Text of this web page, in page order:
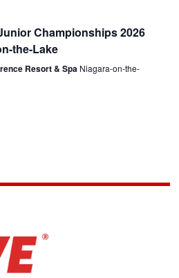
Championships 2026
the-Lake
Resort & Spa Niagara-on-the-